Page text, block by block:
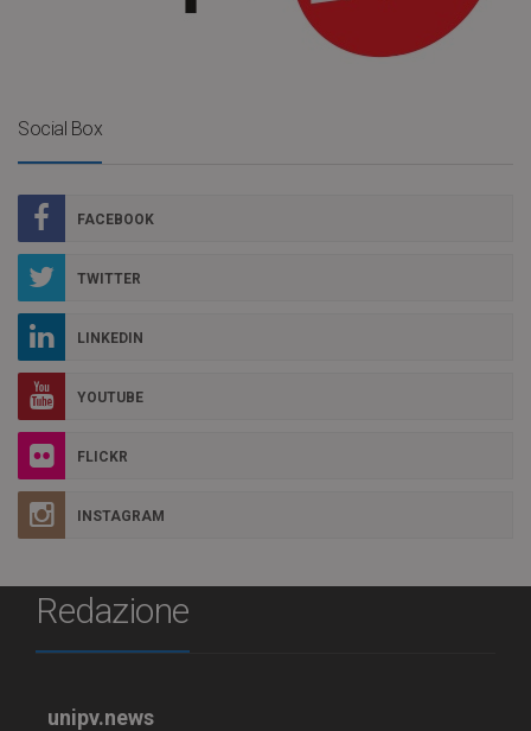
Social Box
FACEBOOK
TWITTER
LINKEDIN
YOUTUBE
FLICKR
INSTAGRAM
Redazione
unipv.news